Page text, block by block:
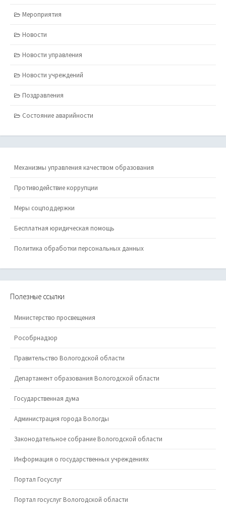
Мероприятия
Новости
Новости управления
Новости учреждений
Поздравления
Состояние аварийности
Механизмы управления качеством образования
Противодействие коррупции
Меры соцподдержки
Бесплатная юридическая помощь
Политика обработки персональных данных
Полезные ссылки
Министерство просвещения
Рособрнадзор
Правительство Вологодской области
Департамент образования Вологодской области
Государственная дума
Администрация города Вологды
Законодательное собрание Вологодской области
Информация о государственных учреждениях
Портал Госуслуг
Портал госуслуг Вологодской области